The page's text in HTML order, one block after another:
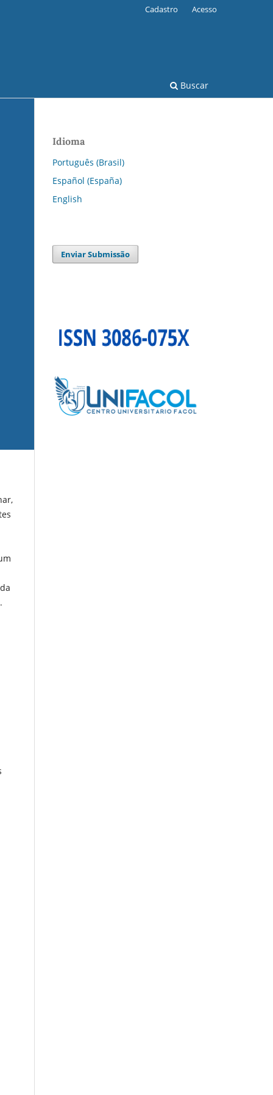
Buscar
Cadastro Acesso
Idioma
Português (Brasil)
Español (España)
English
Enviar Submissão